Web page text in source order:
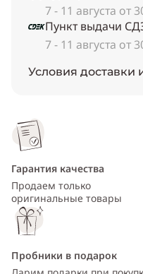
7 - 11 августа от
Пункт выдачи
7 - 11 августа от
Условия доставки
Гарантия качества
Продаем только
оригинальные товары
Пробники в подарок